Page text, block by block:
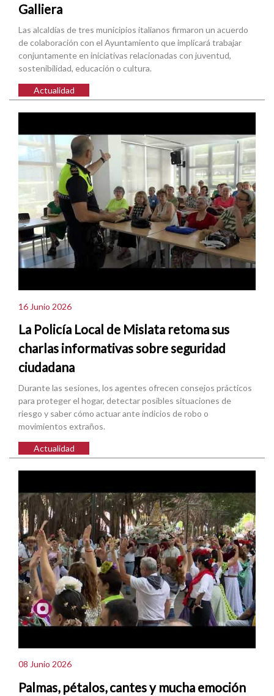
Galliera
Las alcaldías de tres municipios italianos firmaron un acuerdo
de colaboración con el Ayuntamiento que implicará trabajar
conjuntamente en iniciativas relacionadas con juventud,
sostenibilidad, educación o cultura.
Actualidad
16 Junio 2026
La Policía Local de Mislata retoma sus
charlas informativas sobre seguridad
ciudadana
Durante las sesiones, los agentes ofrecen consejos prácticos
para proteger el hogar, detectar posibles situaciones de
riesgo y saber cómo actuar ante indicios de robo o
movimientos extraños.
Actualidad
08 Junio 2026
Palmas, pétalos, cantes y mucha emoción